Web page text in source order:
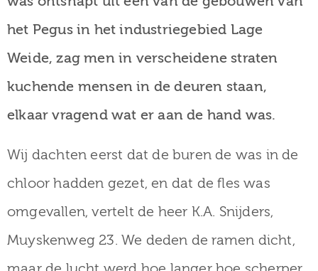
het Pegus in het industriegebied Lage
Weide, zag men in verscheidene straten
kuchende mensen in de deuren staan,
elkaar vragend wat er aan de hand was.
Wij dachten eerst dat de buren de was in de
chloor hadden gezet, en dat de fles was
omgevallen, vertelt de heer K.A. Snijders,
Muyskenweg 23. We deden de ramen dicht,